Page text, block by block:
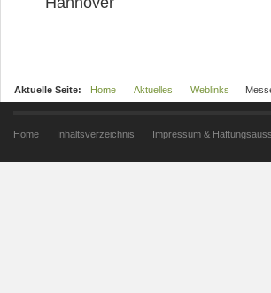
Aktuelle Seite: Home Aktuelles Weblinks
Home Inhaltsverzeichnis Impressum &